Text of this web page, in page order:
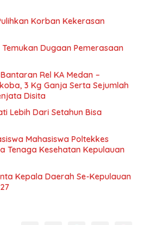
Korban Kekerasan
Dugaan Pemerasaan
Rel KA Medan –
3 Kg Ganja Serta Sejumlah
Disita
Lebih Dari Setahun Bisa
Mahasiswa Poltekkes
Tenaga Kesehatan Kepulauan
Kepala Daerah Se-Kepulauan